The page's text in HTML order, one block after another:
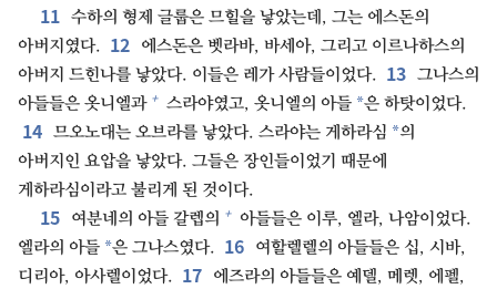
11 수하의 형제 글룹은 므힐을 낳았는데, 그는 에스돈의
아버지였다. 12
에스돈은 벳라바, 바세아, 그리고 이르나하스의
아버지 드힌나를 낳았다. 이들은 레가 사람들이었다. 13 그나스의
아들들은 옷니엘과 + 스라야였고, 옷니엘의 아들 *은 하탓이었다.
14 므오노대는 오브라를 낳았다. 스라야는 게하라심 *의
아버지인 요압을 낳았다. 그들은 장인들이었기 때문에
게하라심이라고 불리게 된 것이다.
15 여분네의 아들 갈렙의 + 아들들은 이루, 엘라, 나암이었다.
엘라의 아들 *은 그나스였다. 16
여할렐렐의 아들들은 십, 시바,
디리아, 아사렐이었다. 17
에즈라의 아들들은 예델, 메렛, 에펠,